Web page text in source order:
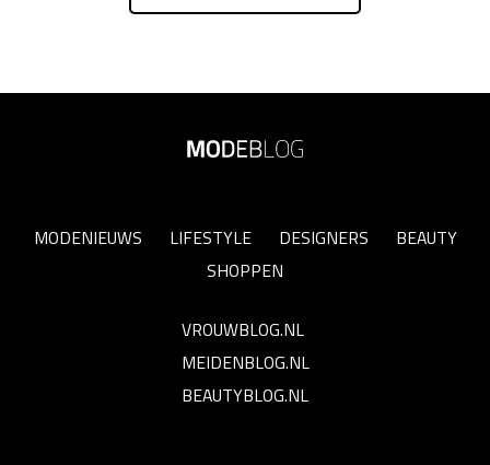
MODENIEUWS LIFESTYLE DESIGNERS
BEAUTY
SHOPPEN
VROUWBLOG.NL
MEIDENBLOG.NL
BEAUTYBLOG.NL